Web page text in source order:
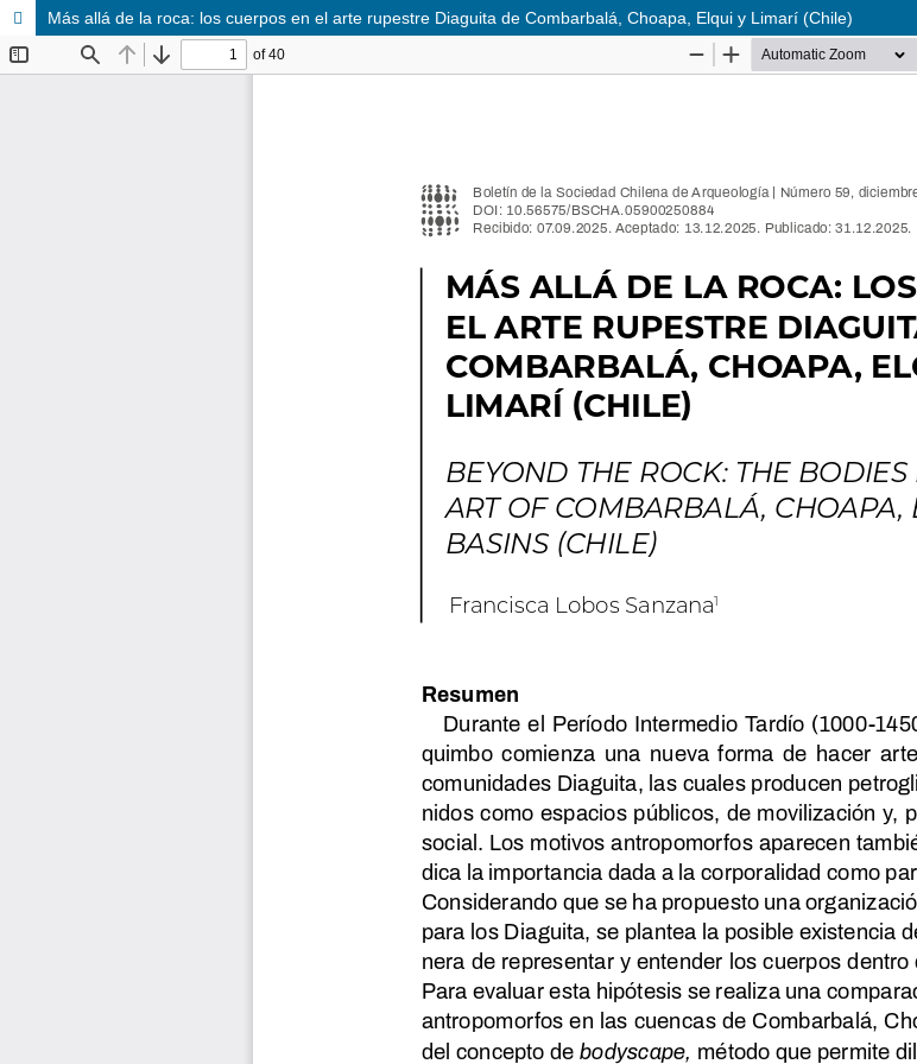
Más allá de la roca: los cuerpos en el arte rupestre Diaguita de Combarbalá, Choapa, Elqui y Limarí (Chile)